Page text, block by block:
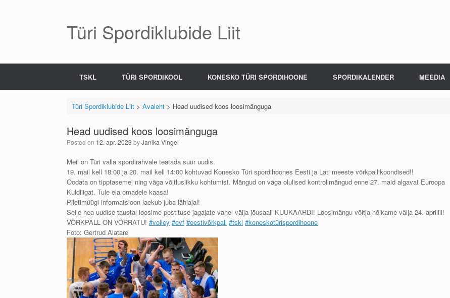
Türi Spordiklubide Liit
TSKL TÜRI SPORDIKOOL KONESKO TÜRI SPORDIHOONE SPORDIKALENDER MEEDIA
Türi Spordiklubide Liit> Avaleht> Head uudised koos loosimänguga
Head uudised koos loosimänguga
Posted on 12. apr. 2023 byJanika Vingel
Meil on Türi valla spordirahvale teatada suur uudis.
19. mail kell 18:00 ja 20. mail kell 14:00 kohtuvad Konesko Türi spordihoones Eesti ja Läti meeste võrkpallikoondised!!
Oodata on tipptasemel ning väga võitluslikku kohtumist. Mängud on väga olulised kontrollmängud enne 27. maid algavat Euroopa
Kuldliigat. Tule ela omadele kaasa!
Piletimüügi informatsioon laekub juba lähiajal!
Selle hea uudise taustal loosime postituse jagajate vahel välja jõusaali KUUKAARDI! Loosimängu võitja hõikame välja 24. aprillil!
VÕRKPALL ON VÕRRATU! #volley #evf #eestivõrkpall #tskl #koneskotürispordihoone
Foto: Gertrud Alatare